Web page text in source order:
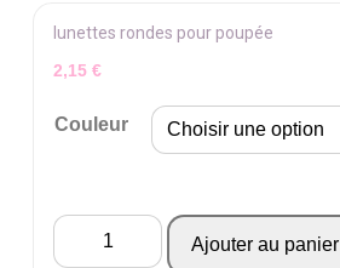
lunettes rondes pour poupée
2,15 €
Couleur
quantité
de
Ajouter au panier